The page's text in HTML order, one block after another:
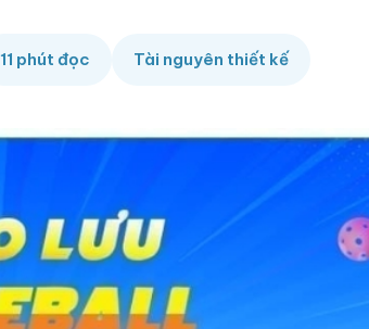
11 phút đọc Tài nguyên thiết kế